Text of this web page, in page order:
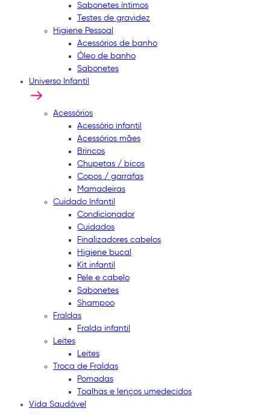
Sabonetes íntimos
Testes de gravidez
Higiene Pessoal
Acessórios de banho
Óleo de banho
Sabonetes
Universo Infantil
Acessórios
Acessório infantil
Acessórios mães
Brincos
Chupetas / bicos
Copos / garrafas
Mamadeiras
Cuidado Infantil
Condicionador
Cuidados
Finalizadores cabelos
Higiene bucal
Kit infantil
Pele e cabelo
Sabonetes
Shampoo
Fraldas
Fralda infantil
Leites
Leites
Troca de Fraldas
Pomadas
Toalhas e lenços umedecidos
Vida Saudável